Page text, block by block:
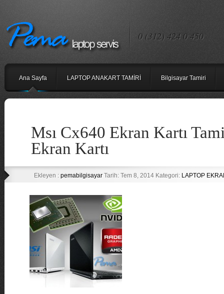
0 (312) 424 0 450
Ana Sayfa LAPTOP ANAKART TAMİRİ Bilgisayar Tamiri
Msı Cx640 Ekran Kartı
Ekran Kartı
Ekleyen : pemabilgisayarTarih: Tem 8, 2014 Kategori: LAPTOP